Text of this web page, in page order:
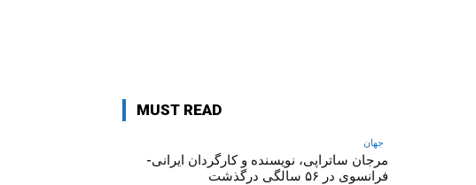
MUST READ
جهان
مرجان ساتراپی، نویسنده و کارگردان ایرانی-
فرانسوی در ۵۶ سالگی درگذشت